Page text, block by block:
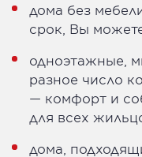
дома без
срок, Вы
одноэтажные,
разное число
— комфорт и
для всех
дома,